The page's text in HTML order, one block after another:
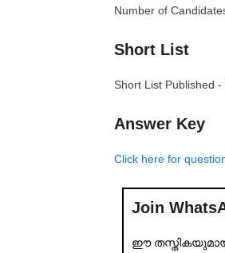
Number of
Short List
Short List Published -
Answer Key
Click here for
Join
ഈ